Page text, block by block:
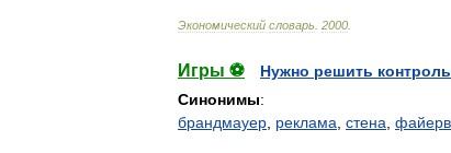
Экономический словарь 2000
Игры ⚽
Нужно решить
Синонимы:
брандмауер реклама стена